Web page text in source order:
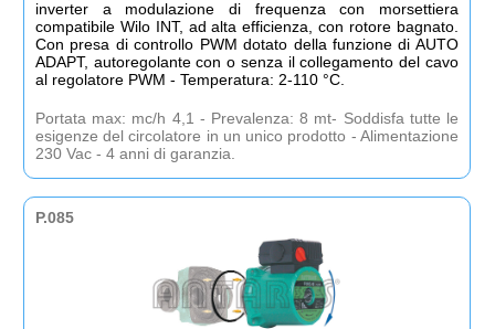
inverter a modulazione di frequenza con morsettiera
compatibile Wilo INT, ad alta efficienza, con rotore bagnato.
Con presa di controllo PWM dotato della funzione di AUTO
ADAPT, autoregolante con o senza il collegamento del cavo
al regolatore PWM - Temperatura: 2-110 °C.
Portata max: mc/h 4,1 - Prevalenza: 8 mt- Soddisfa tutte le
esigenze del circolatore in un unico prodotto - Alimentazione
230 Vac - 4 anni di garanzia.
P.085